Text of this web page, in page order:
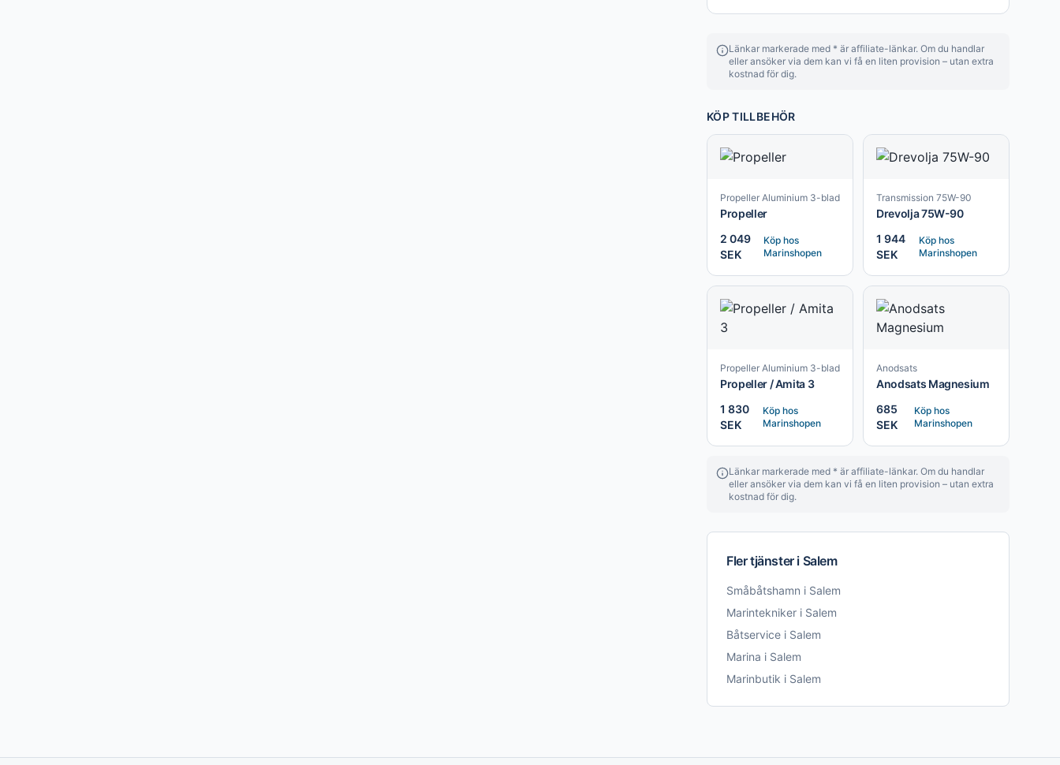
Länkar markerade med * är affiliate-länkar. Om du handlar
eller ansöker via dem kan vi få en liten provision – utan extra
kostnad för dig.
KÖP TILLBEHÖR
Propeller Aluminium 3-blad
Propeller
2 049
SEK
Köp hos
Marinshopen
Transmission 75W-90
Drevolja 75W-90
1 944
SEK
Köp hos
Marinshopen
Propeller Aluminium 3-blad
Propeller / Amita 3
1 830
SEK
Köp hos
Marinshopen
Anodsats
Anodsats Magnesium
685
SEK
Köp hos
Marinshopen
Länkar markerade med * är affiliate-länkar. Om du handlar
eller ansöker via dem kan vi få en liten provision – utan extra
kostnad för dig.
Fler tjänster i Salem
Småbåtshamn i Salem
Marintekniker i Salem
Båtservice i Salem
Marina i Salem
Marinbutik i Salem